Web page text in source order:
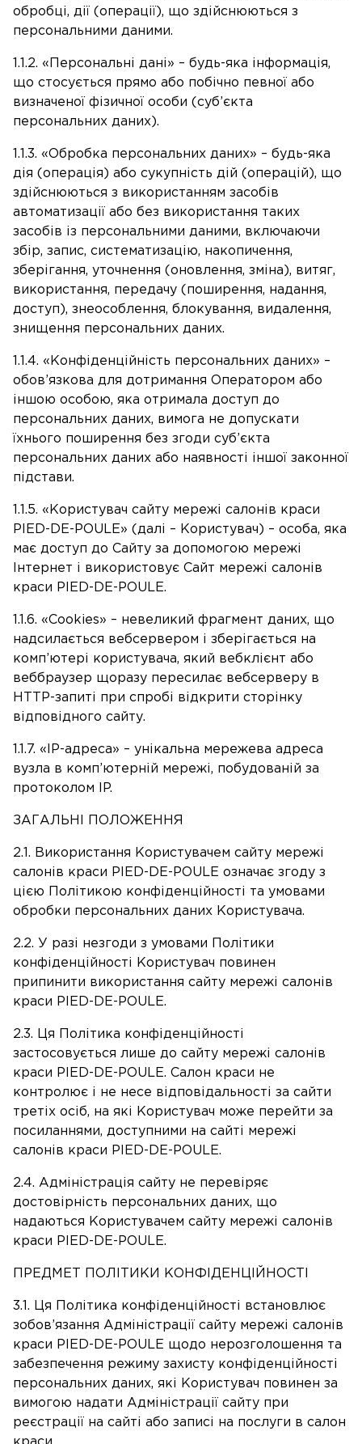
обробці, дії (операції), що здійснюються з
персональними даними.
1.1.2. «Персональні дані» – будь-яка інформація,
що стосується прямо або побічно певної або
визначеної фізичної особи (суб’єкта
персональних даних).
1.1.3. «Обробка персональних даних» – будь-яка
дія (операція) або сукупність дій (операцій), що
здійснюються з використанням засобів
автоматизації або без використання таких
засобів із персональними даними, включаючи
збір, запис, систематизацію, накопичення,
зберігання, уточнення (оновлення, зміна), витяг,
використання, передачу (поширення, надання,
доступ), знеособлення, блокування, видалення,
знищення персональних даних.
1.1.4. «Конфіденційність персональних даних» –
обов’язкова для дотримання Оператором або
іншою особою, яка отримала доступ до
персональних даних, вимога не допускати
їхнього поширення без згоди суб’єкта
персональних даних або наявності іншої законної
підстави.
1.1.5. «Користувач сайту мережі салонів краси
PIED-DE-POULE» (далі – Користувач) – особа, яка
має доступ до Сайту за допомогою мережі
Інтернет і використовує Сайт мережі салонів
краси PIED-DE-POULE.
1.1.6. «Cookies» – невеликий фрагмент даних, що
надсилається вебсервером і зберігається на
комп’ютері користувача, який вебклієнт або
веббраузер щоразу пересилає вебсерверу в
HTTP-запиті при спробі відкрити сторінку
відповідного сайту.
1.1.7. «IP-адреса» – унікальна мережева адреса
вузла в комп’ютерній мережі, побудованій за
протоколом IP.
ЗАГАЛЬНІ ПОЛОЖЕННЯ
2.1. Використання Користувачем сайту мережі
салонів краси PIED-DE-POULE означає згоду з
цією Політикою конфіденційності та умовами
обробки персональних даних Користувача.
2.2. У разі незгоди з умовами Політики
конфіденційності Користувач повинен
припинити використання сайту мережі салонів
краси PIED-DE-POULE.
2.3. Ця Політика конфіденційності
застосовується лише до сайту мережі салонів
краси PIED-DE-POULE. Салон краси не
контролює і не несе відповідальності за сайти
третіх осіб, на які Користувач може перейти за
посиланнями, доступними на сайті мережі
салонів краси PIED-DE-POULE.
2.4. Адміністрація сайту не перевіряє
достовірність персональних даних, що
надаються Користувачем сайту мережі салонів
краси PIED-DE-POULE.
ПРЕДМЕТ ПОЛІТИКИ КОНФІДЕНЦІЙНОСТІ
3.1. Ця Політика конфіденційності встановлює
зобов’язання Адміністрації сайту мережі салонів
краси PIED-DE-POULE щодо нерозголошення та
забезпечення режиму захисту конфіденційності
персональних даних, які Користувач повинен за
вимогою надати Адміністрації сайту при
реєстрації на сайті або записі на послуги в салон